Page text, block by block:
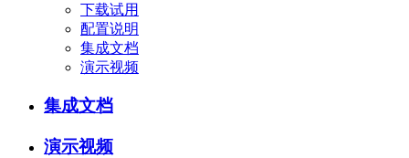
下载试用
配置说明
集成文档
演示视频
集成文档
演示视频